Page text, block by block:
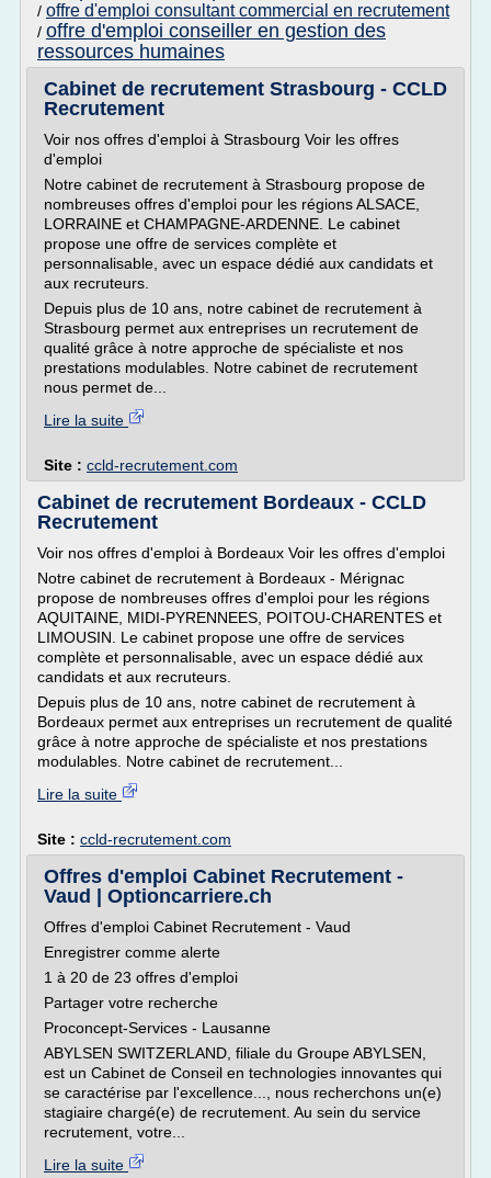
/ offre d'emploi consultant commercial en recrutement
/ offre d'emploi conseiller en gestion des
ressources humaines
Cabinet de recrutement Strasbourg - CCLD
Recrutement
Voir nos offres d'emploi à Strasbourg Voir les offres
d'emploi
Notre cabinet de recrutement à Strasbourg propose de
nombreuses offres d'emploi pour les régions ALSACE,
LORRAINE et CHAMPAGNE-ARDENNE. Le cabinet
propose une offre de services complète et
personnalisable, avec un espace dédié aux candidats et
aux recruteurs.
Depuis plus de 10 ans, notre cabinet de recrutement à
Strasbourg permet aux entreprises un recrutement de
qualité grâce à notre approche de spécialiste et nos
prestations modulables. Notre cabinet de recrutement
nous permet de...
Lire la suite
Site : ccld-recrutement.com
Cabinet de recrutement Bordeaux - CCLD
Recrutement
Voir nos offres d'emploi à Bordeaux Voir les offres d'emploi
Notre cabinet de recrutement à Bordeaux - Mérignac
propose de nombreuses offres d'emploi pour les régions
AQUITAINE, MIDI-PYRENNEES, POITOU-CHARENTES et
LIMOUSIN. Le cabinet propose une offre de services
complète et personnalisable, avec un espace dédié aux
candidats et aux recruteurs.
Depuis plus de 10 ans, notre cabinet de recrutement à
Bordeaux permet aux entreprises un recrutement de qualité
grâce à notre approche de spécialiste et nos prestations
modulables. Notre cabinet de recrutement...
Lire la suite
Site : ccld-recrutement.com
Offres d'emploi Cabinet Recrutement -
Vaud | Optioncarriere.ch
Offres d'emploi Cabinet Recrutement - Vaud
Enregistrer comme alerte
1 à 20 de 23 offres d'emploi
Partager votre recherche
Proconcept-Services - Lausanne
ABYLSEN SWITZERLAND, filiale du Groupe ABYLSEN,
est un Cabinet de Conseil en technologies innovantes qui
se caractérise par l'excellence..., nous recherchons un(e)
stagiaire chargé(e) de recrutement. Au sein du service
recrutement, votre...
Lire la suite